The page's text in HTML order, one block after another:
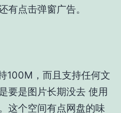
有点击弹窗广告。
100M，而且支持任何文
要是图片长期没去 使用
这个空间有点网盘的味